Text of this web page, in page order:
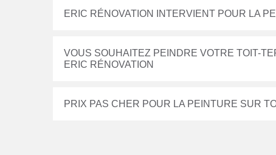
ERIC RÉNOVATION INTERVIENT POUR LA
VOUS SOUHAITEZ PEINDRE VOTRE TOIT-
ERIC RÉNOVATION
PRIX PAS CHER POUR LA PEINTURE SUR